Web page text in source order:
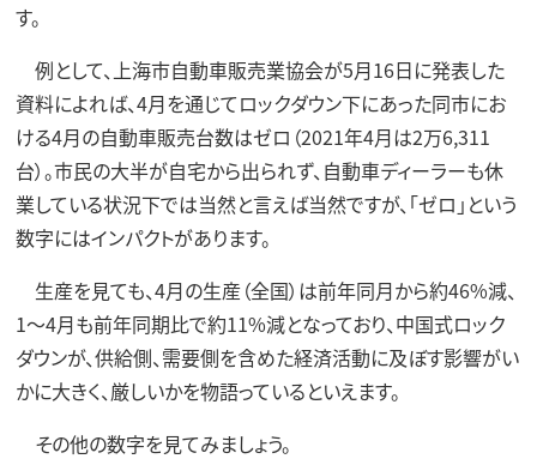
す。
例として、上海市自動車販売業協会が5月16日に発表した
資料によれば、4月を通じてロックダウン下にあった同市にお
ける4月の自動車販売台数はゼロ（2021年4月は2万6,311
台）。市民の大半が自宅から出られず、自動車ディーラーも休
業している状況下では当然と言えば当然ですが、「ゼロ」という
数字にはインパクトがあります。
生産を見ても、4月の生産（全国）は前年同月から約46%減、
1～4月も前年同期比で約11%減となっており、中国式ロック
ダウンが、供給側、需要側を含めた経済活動に及ぼす影響がい
かに大きく、厳しいかを物語っているといえます。
その他の数字を見てみましょう。